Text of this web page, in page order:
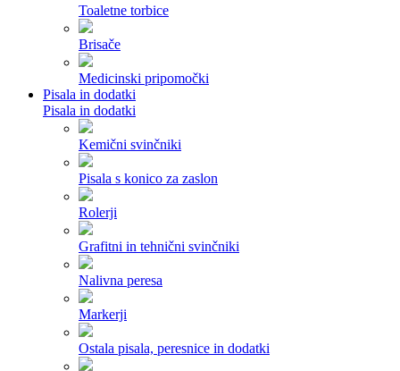
Toaletne torbice
Brisače
Medicinski pripomočki
Pisala in dodatki
Pisala in dodatki
Kemični svinčniki
Pisala s konico za zaslon
Rolerji
Grafitni in tehnični svinčniki
Nalivna peresa
Markerji
Ostala pisala, peresnice in dodatki